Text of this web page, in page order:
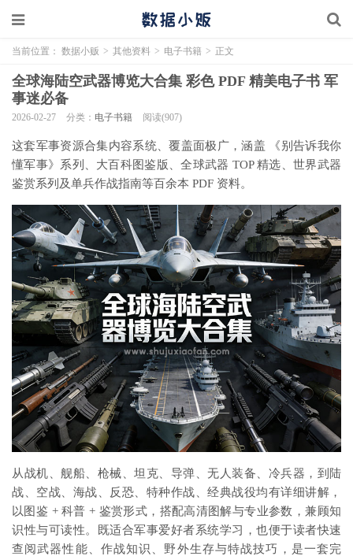
当前位置： 数据小贩 > 其他资料 > 电子书籍 > 正文
全球海陆空武器博览大合集 彩色 PDF 精美电子书 军
事迷必备
2026-02-27 分类： 电子书籍 阅读(907)
这套军事资源合集内容系统、覆盖面极广，涵盖 《别告诉我你
懂军事》系列、大百科图鉴版、全球武器 TOP 精选、世界武器
鉴赏系列及单兵作战指南等百余本 PDF 资料。
从战机、舰船、枪械、坦克、导弹、无人装备、冷兵器，到陆
战、空战、海战、反恐、特种作战、经典战役均有详细讲解，
以图鉴 + 科普 + 鉴赏形式，搭配高清图解与专业参数，兼顾知
识性与可读性。既适合军事爱好者系统学习，也便于读者快速
查阅武器性能、作战知识、野外生存与特战技巧，是一套完